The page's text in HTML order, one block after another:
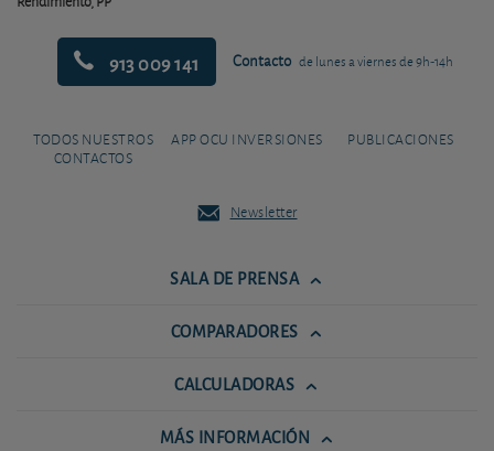
913 009 141 Contacto de lunes a viernes de 9h-14h
TODOS NUESTROS
CONTACTOS
APP OCU INVERSIONES PUBLICACIONES
Newsletter
SALA DE PRENSA
COMPARADORES
CALCULADORAS
MÁS INFORMACIÓN